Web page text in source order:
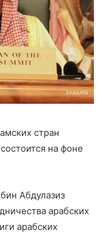
стран
на фоне
Абдулазиз
арабских
арабских